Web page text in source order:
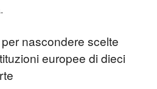
nascondere scelte
europee di dieci